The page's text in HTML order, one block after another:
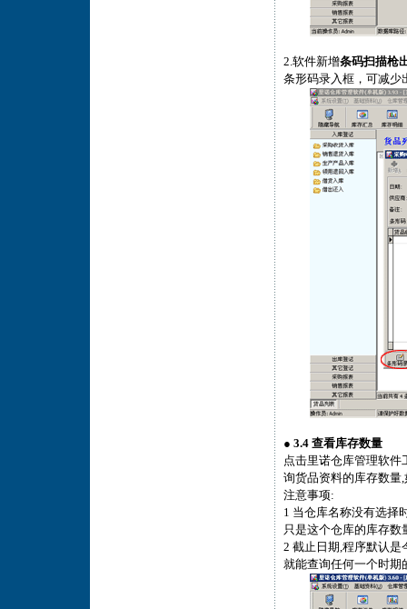
2.软件新增条码扫描枪
条形码录入框，可减少
● 3.4 查看库存数量
点击里诺仓库管理软件
询货品资料的库存数量
注意事项:
1 当仓库名称没有选择
只是这个仓库的库存数
2 截止日期,程序默认是
就能查询任何一个时期